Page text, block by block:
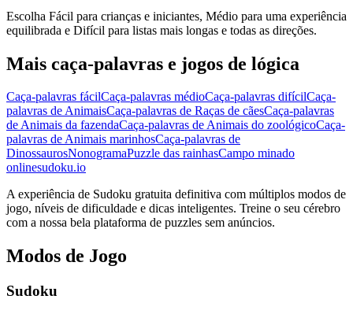
Escolha Fácil para crianças e iniciantes, Médio para uma experiência
equilibrada e Difícil para listas mais longas e todas as direções.
Mais caça-palavras e jogos de lógica
Caça-palavras fácilCaça-palavras médioCaça-palavras difícilCaça-
palavras de AnimaisCaça-palavras de Raças de cãesCaça-palavras
de Animais da fazendaCaça-palavras de Animais do zoológicoCaça-
palavras de Animais marinhosCaça-palavras de
DinossaurosNonogramaPuzzle das rainhasCampo minado
onlinesudoku.io
A experiência de Sudoku gratuita definitiva com múltiplos modos de
jogo, níveis de dificuldade e dicas inteligentes. Treine o seu cérebro
com a nossa bela plataforma de puzzles sem anúncios.
Modos de Jogo
Sudoku